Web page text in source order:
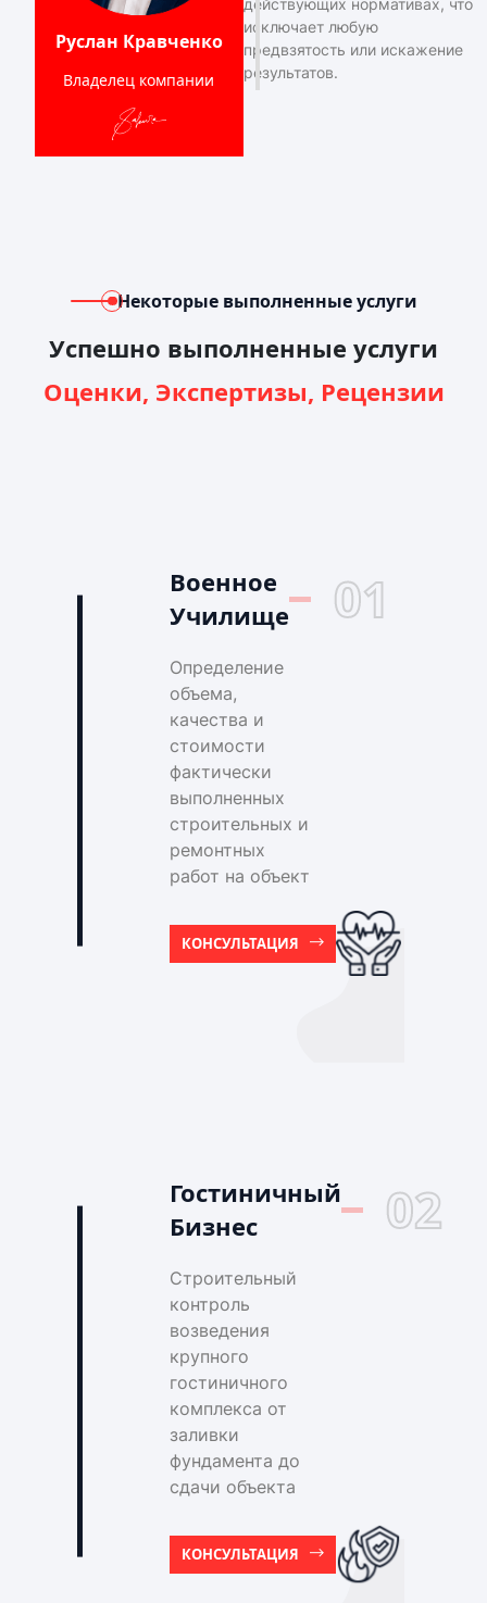
Руслан Кравченко
Владелец компании
действующих нормативах, что
исключает любую
предвзятость или искажение
результатов.
Некоторые выполненные услуги
Успешно выполненные услуги
Оценки, Экспертизы, Рецензии
Военное
Училище
01
Определение
объема,
качества и
стоимости
фактически
выполненных
строительных и
ремонтных
работ на объект
КОНСУЛЬТАЦИЯ
Гостиничный
Бизнес
02
Строительный
контроль
возведения
крупного
гостиничного
комплекса от
заливки
фундамента до
сдачи объекта
КОНСУЛЬТАЦИЯ